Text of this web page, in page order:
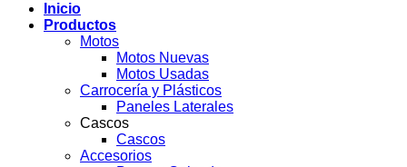
Inicio
Productos
Motos
Motos Nuevas
Motos Usadas
Carrocería y Plásticos
Paneles Laterales
Cascos
Cascos
Accesorios